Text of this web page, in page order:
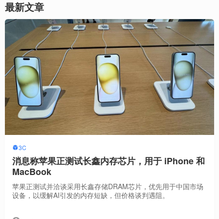
最新文章
3C
消息称苹果正测试长鑫内存芯片，用于 iPhone 和
MacBook
苹果正测试并洽谈采用长鑫存储DRAM芯片，优先用于中国市场
设备，以缓解AI引发的内存短缺，但价格谈判遇阻。